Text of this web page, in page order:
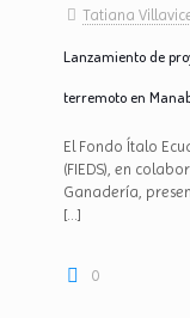
Tatiana
Lanzamiento de
terremoto en
El Fondo Ítalo
(FIEDS), en
Ganadería,
[…]
0